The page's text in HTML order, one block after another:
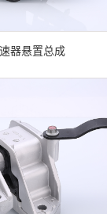
器悬置总成